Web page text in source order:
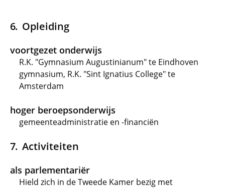
Opleiding
voortgezet onderwijs
R.K. "Gymnasium Augustinianum" te Eindhoven
gymnasium, R.K. "Sint Ignatius College" te
Amsterdam
hoger beroepsonderwijs
gemeenteadministratie en -financiën
Activiteiten
als parlementariër
Hield zich in de Tweede Kamer bezig met